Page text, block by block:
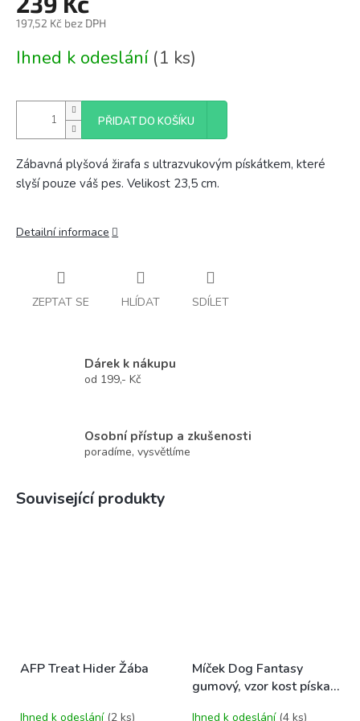
197,52 Kč bez DPH
cena:
Ihned k odeslání (1 ks)
PŘIDAT DO KOŠÍKU
Zábavná plyšová žirafa s ultrazvukovým pískátkem, které
slyší pouze váš pes. Velikost 23,5 cm.
Detailní informace
ZEPTAT SE HLÍDAT SDÍLET
Dárek k nákupu
od 199,- Kč
Osobní přístup a zkušenosti
poradíme, vysvětlíme
Související produkty
AFP Treat Hider Žába
Ihned k odeslání (2 ks)
Míček Dog Fantasy
gumový, vzor kost pískací
Ihned k odeslání (4 ks)